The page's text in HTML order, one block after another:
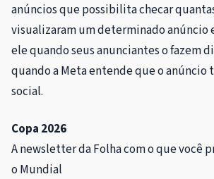
anúncios que possibilita checar
visualizaram um determinado anúncio
ele quando seus anunciantes o fazem
quando a Meta entende que o anúncio
social.
Copa 2026
A newsletter da Folha com o que você
o Mundial